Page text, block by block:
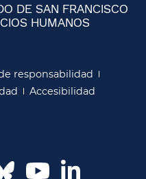
DE SAN FRANCISCO
HUMANOS
responsabilidad​​
Accesibilidad​​